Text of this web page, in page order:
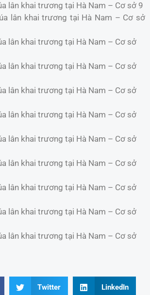
lân khai trương tại Hà Nam – Cơ sở 9
lân khai trương tại Hà Nam – Cơ sở
lân khai trương tại Hà Nam – Cơ sở
lân khai trương tại Hà Nam – Cơ sở
lân khai trương tại Hà Nam – Cơ sở
lân khai trương tại Hà Nam – Cơ sở
lân khai trương tại Hà Nam – Cơ sở
lân khai trương tại Hà Nam – Cơ sở
lân khai trương tại Hà Nam – Cơ sở
lân khai trương tại Hà Nam – Cơ sở
lân khai trương tại Hà Nam – Cơ sở
Twitter LinkedIn